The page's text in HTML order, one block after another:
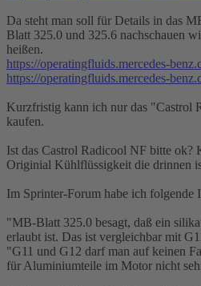
Da steht man soll für Details in das
Blatt 325.0 und 325.6 nachschauen
heißen.
https://operatingfluids.mercedes-
https://operatingfluids.mercedes-
Kurzfristig kann ich nur das "Castrol
kaufen.
Ist das Castrol Radicool NF bitte ok?
Originial Kühlflüssigkeit die drinnen
Im Sprinter-Forum habe ich folgende
"MB-Blatt 325.0 besagt, daß ein
erlaubt ist. Das ist vergleichbar mit
"G11 und G12 darf man auf keinen
für Aluminiumteile im Motor nicht